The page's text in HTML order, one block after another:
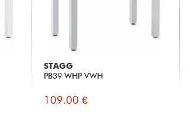
STAGG
PB39 WHP VWH
109.00 €